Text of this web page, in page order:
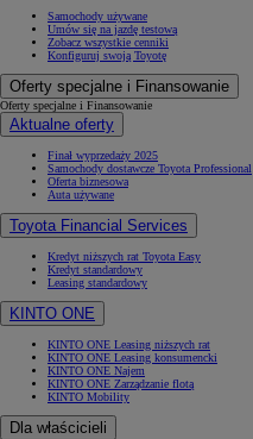
Samochody używane
Umów się na jazdę testową
Zobacz wszystkie cenniki
Konfiguruj swoją Toyotę
Oferty specjalne i Finansowanie
Oferty specjalne i Finansowanie
Aktualne oferty
Finał wyprzedaży 2025
Samochody dostawcze Toyota Professional
Oferta biznesowa
Auta używane
Toyota Financial Services
Kredyt niższych rat Toyota Easy
Kredyt standardowy
Leasing standardowy
KINTO ONE
KINTO ONE Leasing niższych rat
KINTO ONE Leasing konsumencki
KINTO ONE Najem
KINTO ONE Zarządzanie flotą
KINTO Mobility
Dla właścicieli